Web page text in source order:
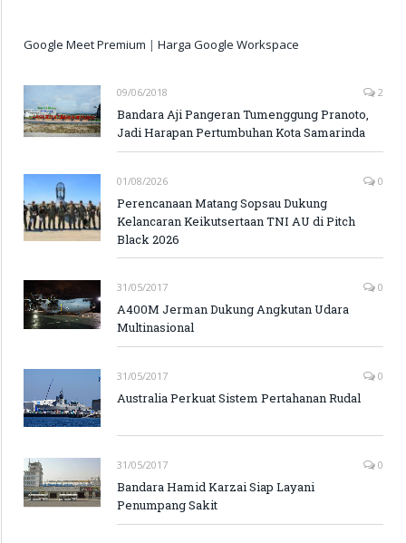
Google Meet Premium | Harga Google Workspace
09/06/2018 2
Bandara Aji Pangeran Tumenggung Pranoto,
Jadi Harapan Pertumbuhan Kota Samarinda
01/08/2026 0
Perencanaan Matang Sopsau Dukung
Kelancaran Keikutsertaan TNI AU di Pitch
Black 2026
31/05/2017 0
A400M Jerman Dukung Angkutan Udara
Multinasional
31/05/2017 0
Australia Perkuat Sistem Pertahanan Rudal
31/05/2017 0
Bandara Hamid Karzai Siap Layani
Penumpang Sakit